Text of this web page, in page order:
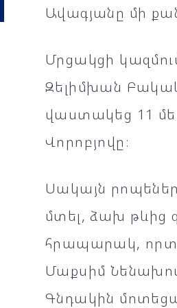
Ավագյանը մի
Մրցակցի
Զելիմխան
վաստակեց 11
Վորոբյովը։
Սակայն
մտել, ձախ թևից
հրապարակ,
Մաքսիմ
Գնդակին